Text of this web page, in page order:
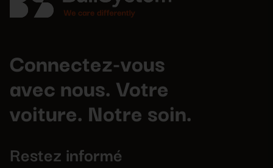
Connectez-vous
avec nous. Votre
voiture. Notre soin.
Restez informé